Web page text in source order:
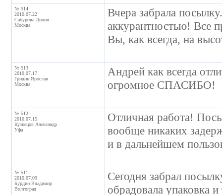
№ 514
2010.07.22
Сабурова Лилия
Москва
Вчера забрала
аккурантностью! Все
Вы, как всегда, на
№ 513
2010.07.17
Гридин Ярослав
Москва
Андрей как всегда
огромное СПАСИБО!
№ 512
2010.07.15
Кузнецов Александр
Уфа
Отличная работа!
вообще никаких
и в дальнейшем
№ 511
2010.07.09
Бурдин Владимир
Волгоград
Сегодня забрал
обрадовала упаковка